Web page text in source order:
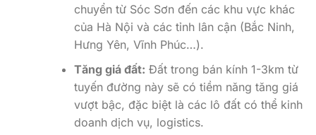
chuyển từ Sóc Sơn đến các khu vực khác
của Hà Nội và các tỉnh lân cận (Bắc Ninh,
Hưng Yên, Vĩnh Phúc…).
Tăng giá đất: Đất trong bán kính 1-3km từ
tuyến đường này sẽ có tiềm năng tăng giá
vượt bậc, đặc biệt là các lô đất có thể kinh
doanh dịch vụ, logistics.